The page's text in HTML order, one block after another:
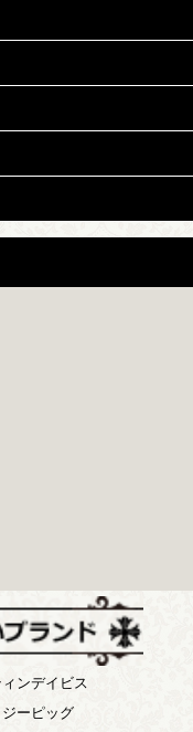
ンデイビス
ーピッグ